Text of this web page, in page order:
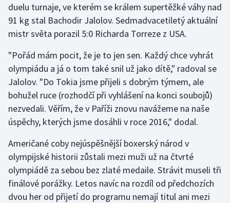
Plážový volejbal
Rychlobruslení
Rychlostní kanoistika
Short track
Sportovní střelba
Stolní tenis
Triatlon
duelu turnaje, ve kterém se králem supertěžké váhy nad
91 kg stal Bachodir Jalolov. Sedmadvacetiletý aktuální
mistr světa porazil 5:0 Richarda Torreze z USA.
"Pořád mám pocit, že je to jen sen. Každý chce vyhrát
olympiádu a já o tom také snil už jako dítě," radoval se
Jalolov. "Do Tokia jsme přijeli s dobrým týmem, ale
bohužel ruce (rozhodčí při vyhlášení na konci soubojů)
nezvedali. Věřím, že v Paříži znovu navážeme na naše
úspěchy, kterých jsme dosáhli v roce 2016," dodal.
Američané coby nejúspěšnější boxerský národ v
olympijské historii zůstali mezi muži už na čtvrté
olympiádě za sebou bez zlaté medaile. Strávit museli tři
finálové porážky. Letos navíc na rozdíl od předchozích
dvou her od přijetí do programu nemají titul ani mezi